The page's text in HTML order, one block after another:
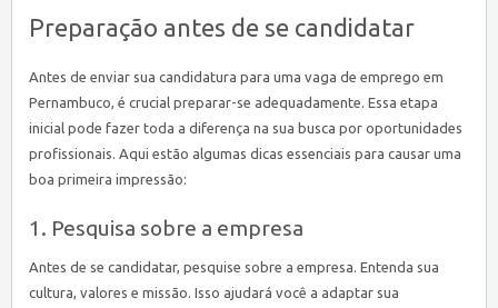
Preparação antes de se candidatar
Antes de enviar sua candidatura para uma vaga de emprego em
Pernambuco, é crucial preparar-se adequadamente. Essa etapa
inicial pode fazer toda a diferença na sua busca por oportunidades
profissionais. Aqui estão algumas dicas essenciais para causar uma
boa primeira impressão:
1. Pesquisa sobre a empresa
Antes de se candidatar, pesquise sobre a empresa. Entenda sua
cultura, valores e missão. Isso ajudará você a adaptar sua